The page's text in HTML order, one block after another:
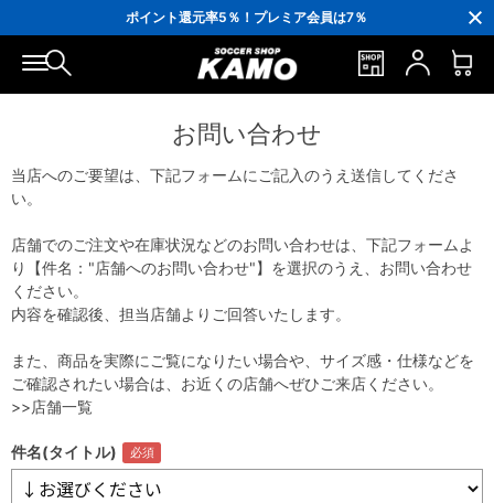
ポイント還元率5％！プレミア会員は7％
会員の方にはお誕生月に「10％OFFクーポン」プレゼント！
16,000円(税込)以上でシューズケースプレゼント！
3,300円(税込)以上で送料無料！
お問い合わせ
当店へのご要望は、下記フォームにご記入のうえ送信してくださ
い。
店舗でのご注文や在庫状況などのお問い合わせは、下記フォームよ
り【件名："店舗へのお問い合わせ"】を選択のうえ、お問い合わせ
ください。
内容を確認後、担当店舗よりご回答いたします。
また、商品を実際にご覧になりたい場合や、サイズ感・仕様などを
ご確認されたい場合は、お近くの店舗へぜひご来店ください。
>>店舗一覧
件名(タイトル)